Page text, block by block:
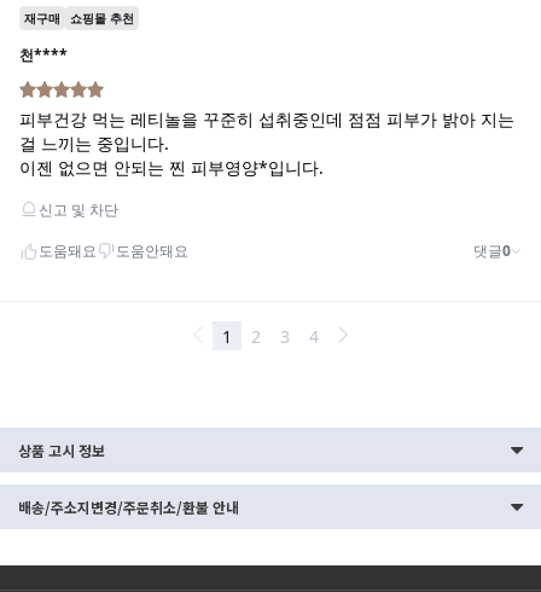
상품 고시 정보
배송/주소지변경/주문취소/환불 안내